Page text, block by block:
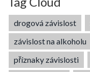
drogová závislost
závislost na alkoholu
příznaky závislosti